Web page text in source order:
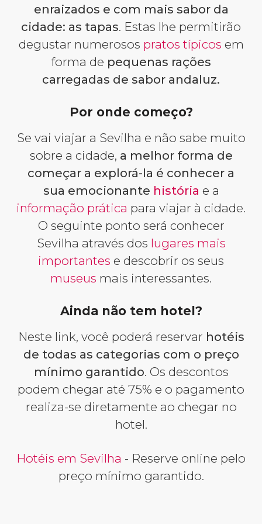
enraizados e com mais sabor da
cidade: as tapas. Estas lhe permitirão
degustar numerosos pratos típicos em
forma de pequenas rações
carregadas de sabor andaluz.
Por onde começo?
Se vai viajar a Sevilha e não sabe muito
sobre a cidade, a melhor forma de
começar a explorá-la é conhecer a
sua emocionante história e a
informação prática para viajar à cidade.
O seguinte ponto será conhecer
Sevilha através dos lugares mais
importantes e descobrir os seus
museus mais interessantes.
Ainda não tem hotel?
Neste link, você poderá reservar hotéis
de todas as categorias com o preço
mínimo garantido. Os descontos
podem chegar até 75% e o pagamento
realiza-se diretamente ao chegar no
hotel.
Hotéis em Sevilha - Reserve online pelo
preço mínimo garantido.